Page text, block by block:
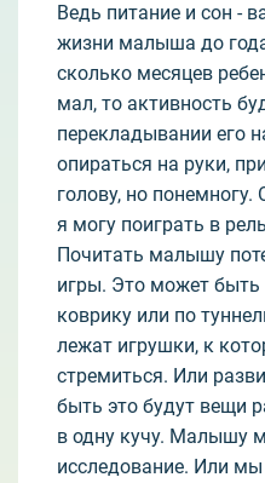
Ведь питание и сон -
жизни малыша до
сколько месяцев
мал, то активность
перекладывании его
опираться на руки,
голову, но
я могу поиграть в
Почитать малышу
игры. Это может быть
коврику или по
лежат игрушки, к
стремиться. Или
быть это будут вещи
в одну кучу. Малышу
исследование. Или